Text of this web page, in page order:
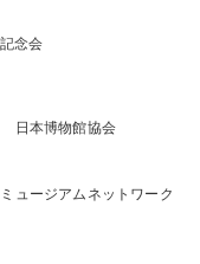
念会
日本博物館協会
ュージアムネットワーク